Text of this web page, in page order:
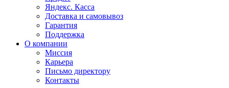
Яндекс. Касса
Доставка и самовывоз
Гарантия
Поддержка
О компании
Миссия
Карьера
Письмо директору
Контакты